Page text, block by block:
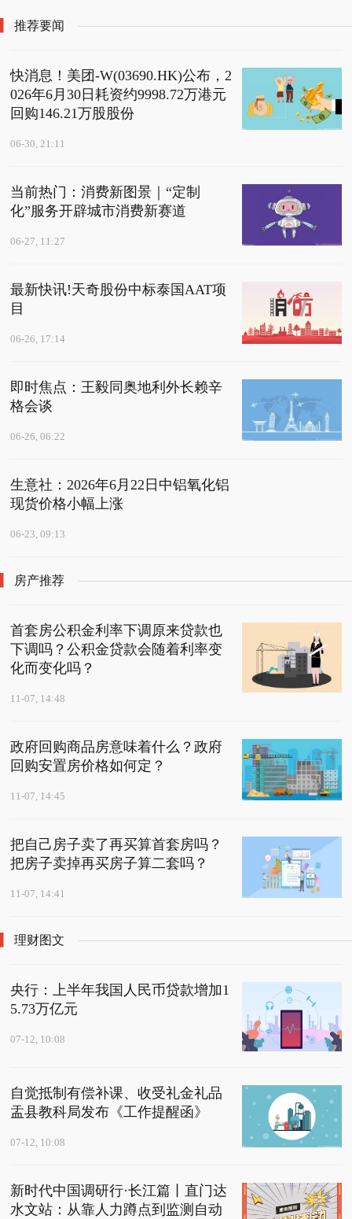
推荐要闻
快消息！美团-W(03690.HK)公布，2
026年6月30日耗资约9998.72万港元
回购146.21万股股份
06-30, 21:11
当前热门：消费新图景｜“定制
化”服务开辟城市消费新赛道
06-27, 11:27
最新快讯!天奇股份中标泰国AAT项
目
06-26, 17:14
即时焦点：王毅同奥地利外长赖辛
格会谈
06-26, 06:22
生意社：2026年6月22日中铝氧化铝
现货价格小幅上涨
06-23, 09:13
房产推荐
首套房公积金利率下调原来贷款也
下调吗？公积金贷款会随着利率变
化而变化吗？
11-07, 14:48
政府回购商品房意味着什么？政府
回购安置房价格如何定？
11-07, 14:45
把自己房子卖了再买算首套房吗？
把房子卖掉再买房子算二套吗？
11-07, 14:41
理财图文
央行：上半年我国人民币贷款增加1
5.73万亿元
07-12, 10:08
自觉抵制有偿补课、收受礼金礼品
盂县教科局发布《工作提醒函》
07-12, 10:08
新时代中国调研行·长江篇丨直门达
水文站：从靠人力蹲点到监测自动